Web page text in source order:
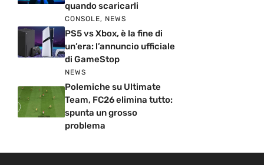
quando scaricarli
CONSOLE, NEWS
PS5 vs Xbox, è la fine di
un’era: l’annuncio ufficiale
di GameStop
NEWS
Polemiche su Ultimate
Team, FC26 elimina tutto:
spunta un grosso
problema